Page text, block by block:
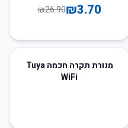
₪3.70
₪26.90
מנורת תקרה חכמה Tuya
WiFi